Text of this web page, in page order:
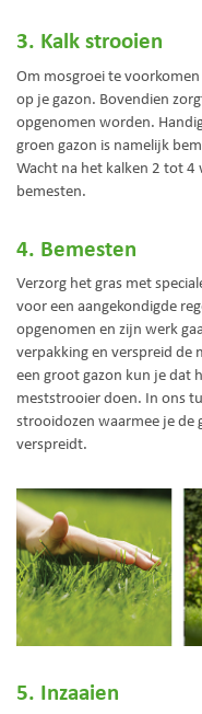
3. Kalk strooien
Om mosgroei te
op je gazon. Bovendien
opgenomen worden.
groen gazon is namelijk
Wacht na het kalken 2 tot
bemesten.
4. Bemesten
Verzorg het gras met
voor een aangekondigde
opgenomen en zijn werk
verpakking en verspreid de
een groot gazon kun je dat
meststrooier doen. In ons
strooidozen waarmee je de
verspreidt.
5. Inzaaien